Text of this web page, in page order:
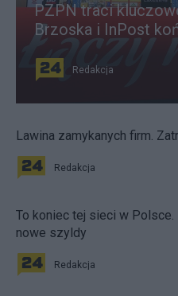
PZPN traci
Brzoska i InPost
Redakcja
Lawina zamykanych firm.
Redakcja
To koniec tej sieci w Polsce.
nowe szyldy
Redakcja